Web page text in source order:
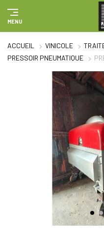
MENU
ACCUEIL VINICOLE
PRESSOIR PNEUMATIQUE
Panneau de gestion des